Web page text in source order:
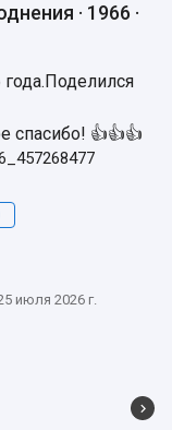
· 1966 ·
спасибо! 👍👍👍
июля 2026 г.